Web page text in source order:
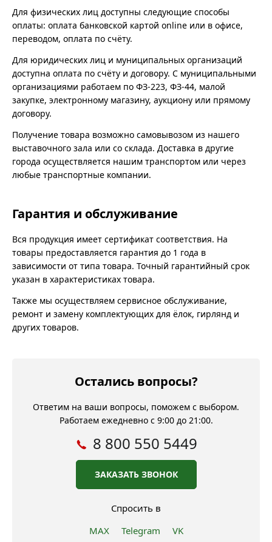
Для физических лиц доступны следующие способы
оплаты: оплата банковской картой online или в офисе,
переводом, оплата по счёту.
Для юридических лиц и муниципальных организаций
доступна оплата по счёту и договору. С муниципальными
организациями работаем по ФЗ-223, ФЗ-44, малой
закупке, электронному магазину, аукциону или прямому
договору.
Получение товара возможно самовывозом из нашего
выставочного зала или со склада. Доставка в другие
города осуществляется нашим транспортом или через
любые транспортные компании.
Гарантия и обслуживание
Вся продукция имеет сертификат соответствия. На
товары предоставляется гарантия до 1 года в
зависимости от типа товара. Точный гарантийный срок
указан в характеристиках товара.
Также мы осуществляем сервисное обслуживание,
ремонт и замену комплектующих для ёлок, гирлянд и
других товаров.
Остались вопросы?
Ответим на ваши вопросы, поможем с выбором.
Работаем ежедневно с 9:00 до 21:00.
8 800 550 5449
ЗАКАЗАТЬ ЗВОНОК
Спросить в
MAX
Telegram VK